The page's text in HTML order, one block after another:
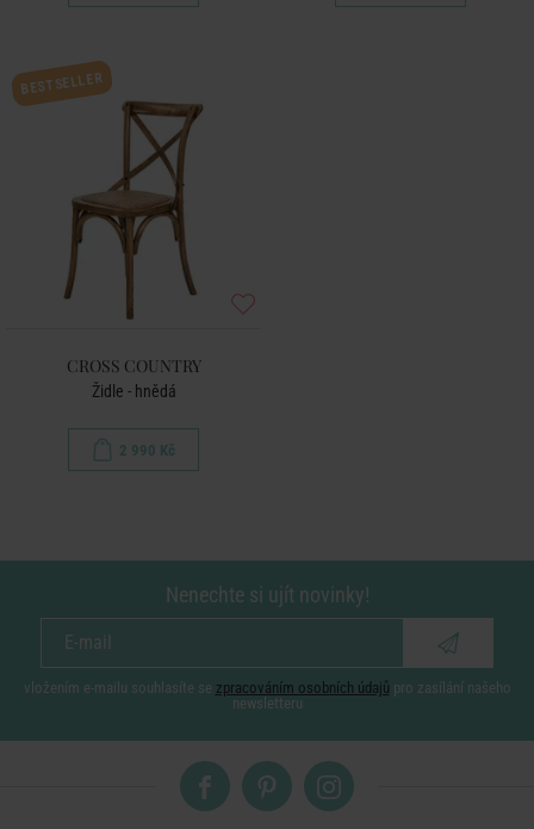
BESTSELLER
CROSS COUNTRY
Židle - hnědá
2 990 Kč
Nenechte si ujít novinky!
vložením e-mailu souhlasíte se zpracováním osobních údajů pro zasílání našeho
newsletteru